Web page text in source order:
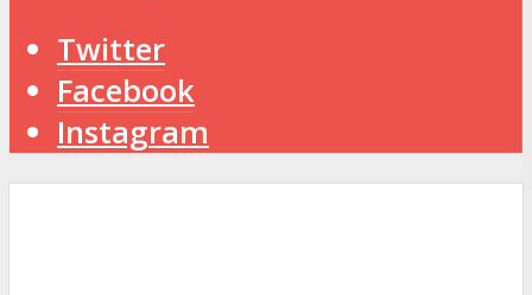
Twitter
Facebook
Instagram